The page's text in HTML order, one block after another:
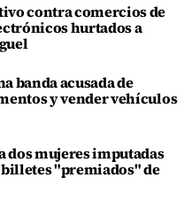
contra comercios de
hurtados a
banda acusada de
y vender vehículos
dos mujeres imputadas
"premiados" de